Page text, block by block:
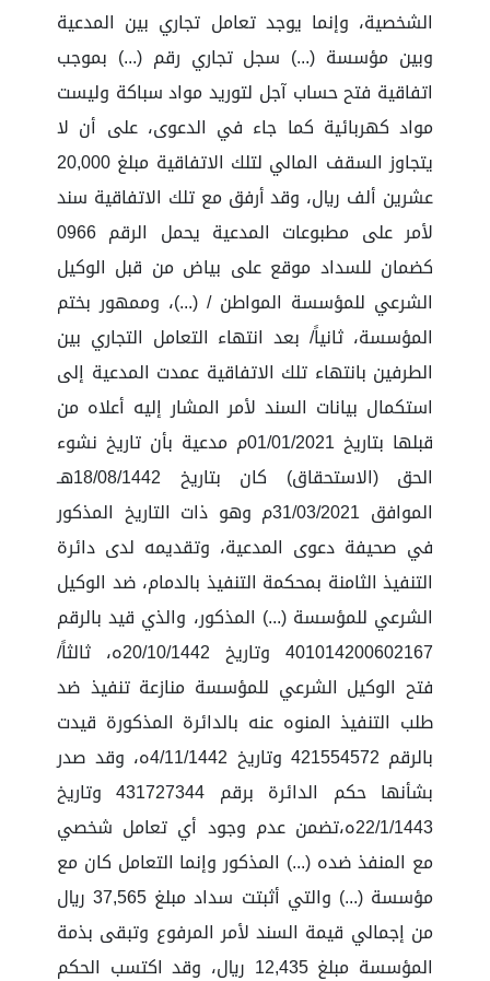
الشخصية، وإنما يوجد تعامل تجاري بين المدعية
وبين مؤسسة (...) سجل تجاري رقم (...) بموجب
اتفاقية فتح حساب آجل لتوريد مواد سباكة وليست
مواد كهربائية كما جاء في الدعوى، على أن لا
يتجاوز السقف المالي لتلك الاتفاقية مبلغ 20,000
عشرين ألف ريال، وقد أرفق مع تلك الاتفاقية سند
لأمر على مطبوعات المدعية يحمل الرقم 0966
كضمان للسداد موقع على بياض من قبل الوكيل
الشرعي للمؤسسة المواطن / (...)، وممهور بختم
المؤسسة، ثانياً/ بعد انتهاء التعامل التجاري بين
الطرفين بانتهاء تلك الاتفاقية عمدت المدعية إلى
استكمال بيانات السند لأمر المشار إليه أعلاه من
قبلها بتاريخ 01/01/2021م مدعية بأن تاريخ نشوء
الحق (الاستحقاق) كان بتاريخ 18/08/1442هـ
الموافق 31/03/2021م وهو ذات التاريخ المذكور
في صحيفة دعوى المدعية، وتقديمه لدى دائرة
التنفيذ الثامنة بمحكمة التنفيذ بالدمام، ضد الوكيل
الشرعي للمؤسسة (...) المذكور، والذي قيد بالرقم
401014200602167 وتاريخ 20/10/1442ه، ثالثاً/
فتح الوكيل الشرعي للمؤسسة منازعة تنفيذ ضد
طلب التنفيذ المنوه عنه بالدائرة المذكورة قيدت
بالرقم 421554572 وتاريخ 4/11/1442ه، وقد صدر
بشأنها حكم الدائرة برقم 431727344 وتاريخ
22/1/1443ه،تضمن عدم وجود أي تعامل شخصي
مع المنفذ ضده (...) المذكور وإنما التعامل كان مع
مؤسسة (...) والتي أثبتت سداد مبلغ 37,565 ريال
من إجمالي قيمة السند لأمر المرفوع وتبقى بذمة
المؤسسة مبلغ 12,435 ريال، وقد اكتسب الحكم